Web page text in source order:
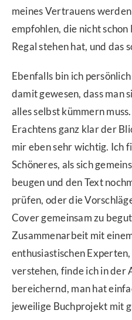
meines Vertrauens
empfohlen, die nicht schon
Regal stehen hat, und das
Ebenfalls bin ich
damit gewesen, dass man
alles selbst kümmern
Erachtens ganz klar der
mir eben sehr wichtig. Ich
Schöneres, als sich
beugen und den Text
prüfen, oder die
Cover gemeinsam zu
Zusammenarbeit mit
enthusiastischen
verstehen, finde ich in der
bereichernd, man hat
jeweilige Buchprojekt mit